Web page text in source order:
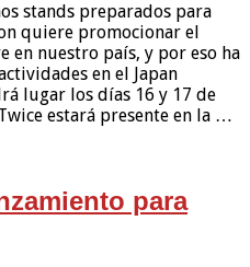
stands preparados para
quiere promocionar el
en nuestro país, y por eso ha
en el Japan
lugar los días 16 y 17 de
estará presente en la …
para